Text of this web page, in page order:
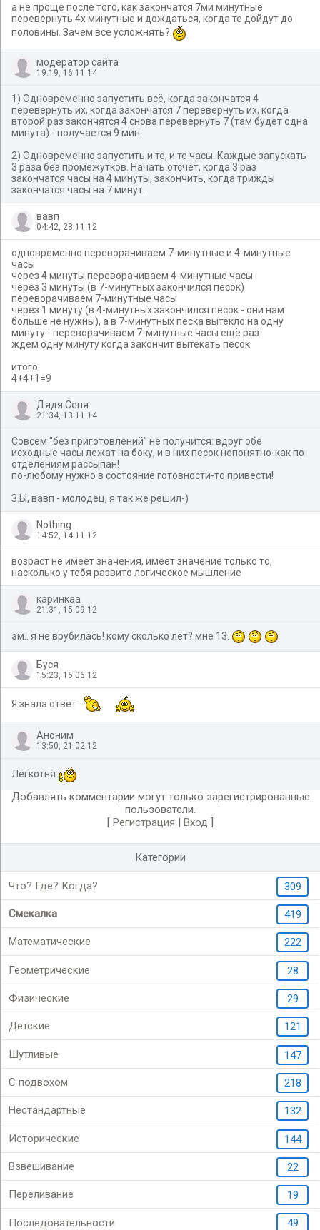
а не проще после того, как закончатся 7ми минутные
перевернуть 4х минутные и дождаться, когда те дойдут до
половины. Зачем все усложнять?
модератор сайта
19:19, 16.11.14
1) Одновременно запустить всё, когда закончатся 4
перевернуть их, когда закончатся 7 перевернуть их, когда
второй раз закончятся 4 снова перевернуть 7 (там будет одна
минута) - получается 9 мин.
2) Одновременно запустить и те, и те часы. Каждые запускать
3 раза без промежутков. Начать отсчёт, когда 3 раз
закончатся часы на 4 минуты, закончить, когда трижды
закончатся часы на 7 минут.
вавп
04:42, 28.11.12
одновременно переворачиваем 7-минутные и 4-минутные
часы
через 4 минуты переворачиваем 4-минутные часы
через 3 минуты (в 7-минутных закончился песок)
переворачиваем 7-минутные часы
через 1 минуту (в 4-минутных закончился песок - они нам
больше не нужны), а в 7-минутных песка вытекло на одну
минуту - переворачиваем 7-минутные часы ещё раз
ждем одну минуту когда закончит вытекать песок
итого
4+4+1=9
Дядя Сеня
21:34, 13.11.14
Совсем "без приготовлений" не получится: вдруг обе
исходные часы лежат на боку, и в них песок непонятно-как по
отделениям рассыпан!
по-любому нужно в состояние готовности-то привести!
З.Ы, вавп - молодец, я так же решил-)
Nothing
14:52, 14.11.12
возраст не имеет значения, имеет значение только то,
насколько у тебя развито логическое мышление
каринкаа
21:31, 15.09.12
эм.. я не врубилась! кому сколько лет? мне 13.
Буся
15:23, 16.06.12
Я знала ответ
Аноним
13:50, 21.02.12
Легкотня
Добавлять комментарии могут только зарегистрированные
пользователи.
[ Регистрация | Вход ]
Категории
Что? Где? Когда? 309
Смекалка 419
Математические 222
Геометрические 28
Физические 29
Детские 121
Шутливые 147
С подвохом 218
Нестандартные 132
Исторические 144
Взвешивание 22
Переливание 19
Последовательности 49